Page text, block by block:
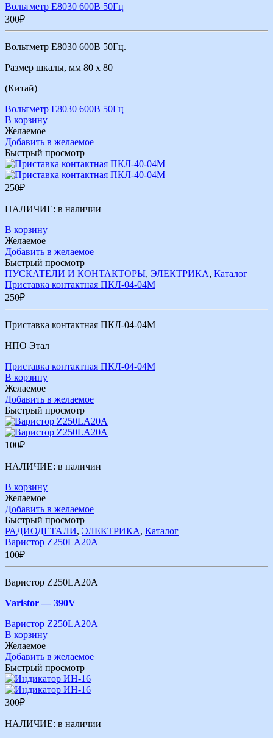
Вольтметр Е8030 600В 50Гц
300₽
Вольтметр Е8030 600В 50Гц.
Размер шкалы, мм 80 х 80
(Китай)
Вольтметр Е8030 600В 50Гц
В корзину
Желаемое
Добавить в желаемое
Быстрый просмотр
250₽
НАЛИЧИЕ: в наличии
В корзину
Желаемое
Добавить в желаемое
Быстрый просмотр
ПУСКАТЕЛИ И КОНТАКТОРЫ, ЭЛЕКТРИКА, Каталог
Приставка контактная ПКЛ-04-04М
250₽
Приставка контактная ПКЛ-04-04М
НПО Этал
Приставка контактная ПКЛ-04-04М
В корзину
Желаемое
Добавить в желаемое
Быстрый просмотр
100₽
НАЛИЧИЕ: в наличии
В корзину
Желаемое
Добавить в желаемое
Быстрый просмотр
РАДИОДЕТАЛИ, ЭЛЕКТРИКА, Каталог
Варистор Z250LA20A
100₽
Варистор Z250LA20A
Varistor —390V
Варистор Z250LA20A
В корзину
Желаемое
Добавить в желаемое
Быстрый просмотр
300₽
НАЛИЧИЕ: в наличии